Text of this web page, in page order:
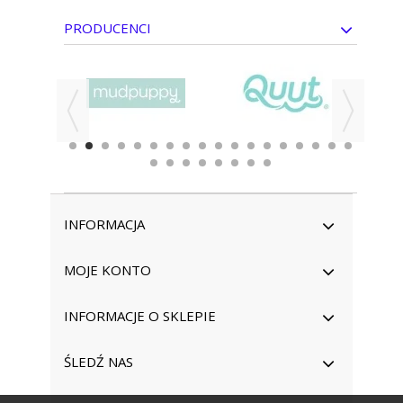
PRODUCENCI
INFORMACJA
MOJE KONTO
INFORMACJE O SKLEPIE
ŚLEDŹ NAS